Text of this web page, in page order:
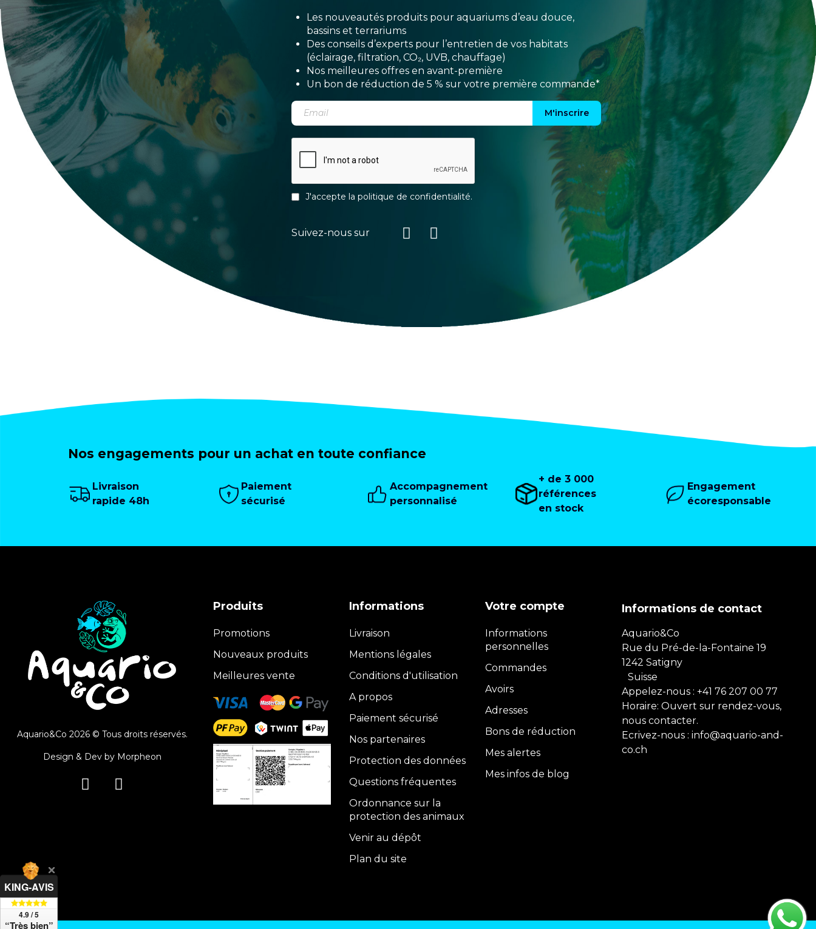
Les nouveautés produits pour aquariums d’eau douce,
bassins et terrariums
Des conseils d’experts pour l’entretien de vos habitats
(éclairage, filtration, CO₂, UVB, chauffage)
Nos meilleures offres en avant-première
Un bon de réduction de 5 % sur votre première commande*
M'inscrire
J'accepte la politique de confidentialité.
Suivez-nous sur
Nos engagements pour un achat en toute confiance
Livraison
rapide 48h
Paiement
sécurisé
Accompagnement
personnalisé
+ de 3 000
références
en stock
Engagement
écoresponsable
Aquario&Co 2026 © Tous droits réservés.
Design & Dev by Morpheon
Produits
Promotions
Nouveaux produits
Meilleures vente
Informations
Livraison
Mentions légales
Conditions d'utilisation
A propos
Paiement sécurisé
Nos partenaires
Protection des données
Questions fréquentes
Ordonnance sur la
protection des animaux
Venir au dépôt
Plan du site
Votre compte
Informations
personnelles
Commandes
Avoirs
Adresses
Bons de réduction
Mes alertes
Mes infos de blog
Informations de contact
Aquario&Co
Rue du Pré-de-la-Fontaine 19
1242 Satigny
Suisse
Appelez-nous : +41 76 207 00 77
Horaire: Ouvert sur rendez-vous,
nous contacter.
Ecrivez-nous : info@aquario-and-
co.ch
KING-AVIS
4.9 / 5
“Très bien”